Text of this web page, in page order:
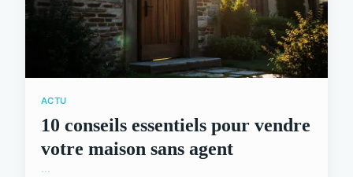
ACTU
10 conseils essentiels pour vendre
votre maison sans agent
...